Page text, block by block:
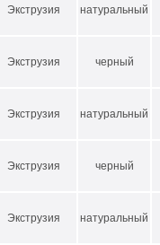
можно здесь.
Экструзия натуральный
Экструзия черный
Экструзия натуральный
Экструзия черный
Экструзия натуральный